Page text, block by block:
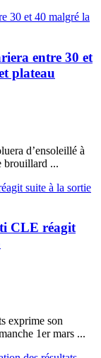
entre 30 et
plateau
d’ensoleillé à
brouillard ...
CLE réagit
exprime son
1er mars ...